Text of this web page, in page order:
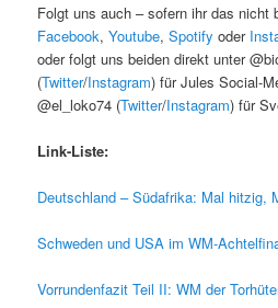
Folgt uns auch – sofern ihr das
Facebook,Youtube,Spotify oder
oder folgt uns beiden direkt unter
(Twitter/Instagram) für Jules Social-
@el_loko74 (Twitter/Instagram) für
Link-Liste:
Deutschland – Südafrika: Mal hitzig,
Schweden und USA im WM-
Vorrundenfazit Teil II: WM der